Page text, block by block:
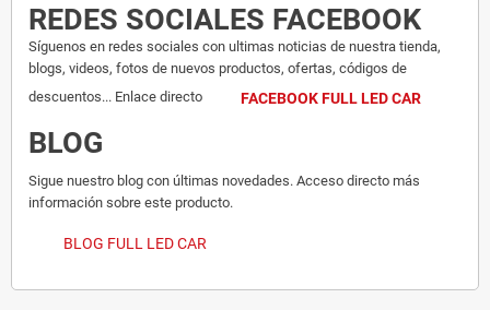
REDES SOCIALES FACEBOOK
Síguenos en redes sociales con ultimas noticias de nuestra tienda,
blogs, videos, fotos de nuevos productos, ofertas, códigos de
descuentos... Enlace directo
FACEBOOK FULL LED CAR
BLOG
Sigue nuestro blog con últimas novedades. Acceso directo más
información sobre este producto.
BLOG FULL LED CAR